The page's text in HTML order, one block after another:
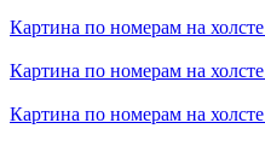
Картина по номерам на холсте
Картина по номерам на холсте
Картина по номерам на холсте